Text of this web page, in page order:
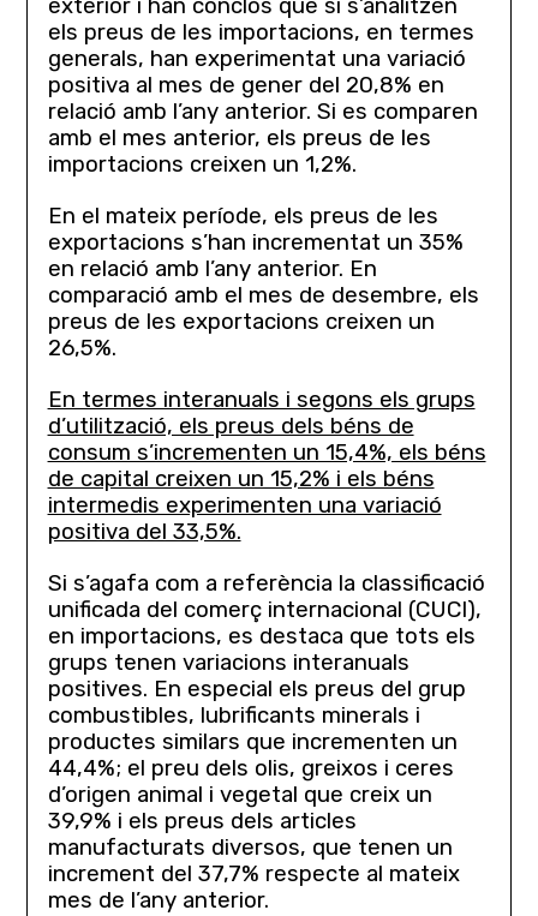
exterior i han conclòs que si s’analitzen
els preus de les importacions, en termes
generals, han experimentat una variació
positiva al mes de gener del 20,8% en
relació amb l’any anterior. Si es comparen
amb el mes anterior, els preus de les
importacions creixen un 1,2%.
En el mateix període, els preus de les
exportacions s’han incrementat un 35%
en relació amb l’any anterior. En
comparació amb el mes de desembre, els
preus de les exportacions creixen un
26,5%.
En termes interanuals i segons els grups
d’utilització, els preus dels béns de
consum s’incrementen un 15,4%, els béns
de capital creixen un 15,2% i els béns
intermedis experimenten una variació
positiva del 33,5%.
Si s’agafa com a referència la classificació
unificada del comerç internacional (CUCI),
en importacions, es destaca que tots els
grups tenen variacions interanuals
positives. En especial els preus del grup
combustibles, lubrificants minerals i
productes similars que incrementen un
44,4%; el preu dels olis, greixos i ceres
d’origen animal i vegetal que creix un
39,9% i els preus dels articles
manufacturats diversos, que tenen un
increment del 37,7% respecte al mateix
mes de l’any anterior.